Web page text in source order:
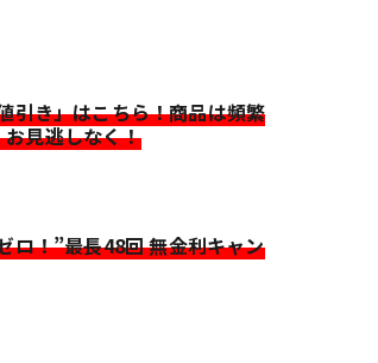
引き」はこちら！商品は頻繁
見逃しなく！
ロ！”最長48回 無金利キャン